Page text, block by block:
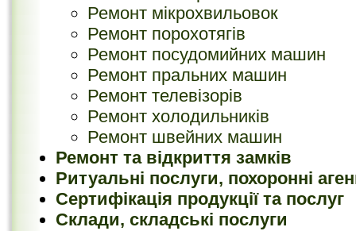
Ремонт мікрохвильовок
Ремонт порохотягів
Ремонт посудомийних машин
Ремонт пральних машин
Ремонт телевізорів
Ремонт холодильників
Ремонт швейних машин
Ремонт та відкриття замків
Ритуальні послуги, похоронні
Сертифікація продукції та послуг
Склади, складські послуги